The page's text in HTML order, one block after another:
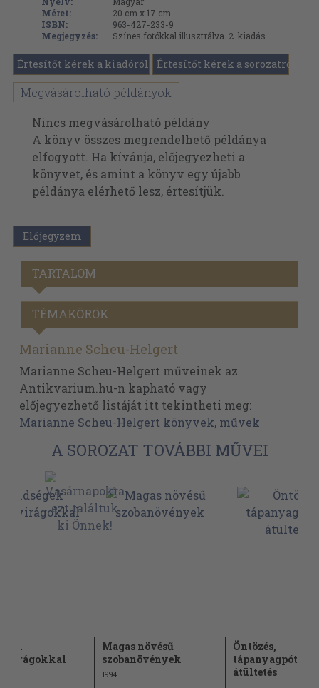
Méret:
20 cm x 17 cm
ISBN:
963-427-233-9
Megjegyzés:
Színes fotókkal illusztrálva. 2. kiadás.
Értesítőt kérek a kiadóról Értesítőt kérek a sorozatról
Megvásárolható példányok
Nincs megvásárolható példány
A könyv összes megrendelhető példánya
elfogyott. Ha kívánja, előjegyezheti a
könyvet, és amint a könyv egy újabb
példánya elérhető lesz, értesítjük.
Előjegyzem
TARTALOM
TÉMAKÖRÖK
Marianne Scheu-Helgert
Marianne Scheu-Helgert műveinek az
Antikvarium.hu-n kapható vagy
előjegyezhető listáját itt tekintheti meg:
Marianne Scheu-Helgert könyvek, művek
A SOROZAT TOVÁBBI MŰVEI
Magas növésű
szobanövények
1994
Öntözés,
tápanyagpótlás,
átültetés